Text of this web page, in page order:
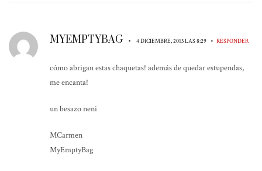
MYEMPTYBAG • 4 DICIEMBRE, 2013 LAS 8:29 • RESPONDER
cómo abrigan estas chaquetas! además de quedar estupendas,
me encanta!
un besazo neni
MCarmen
MyEmptyBag